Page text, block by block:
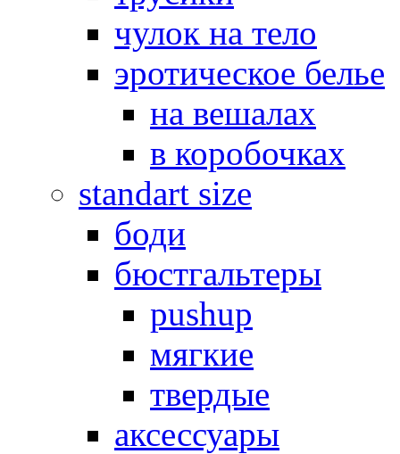
чулок на тело
эротическое белье
на вешалах
в коробочках
standart size
боди
бюстгальтеры
pushup
мягкие
твердые
аксессуары